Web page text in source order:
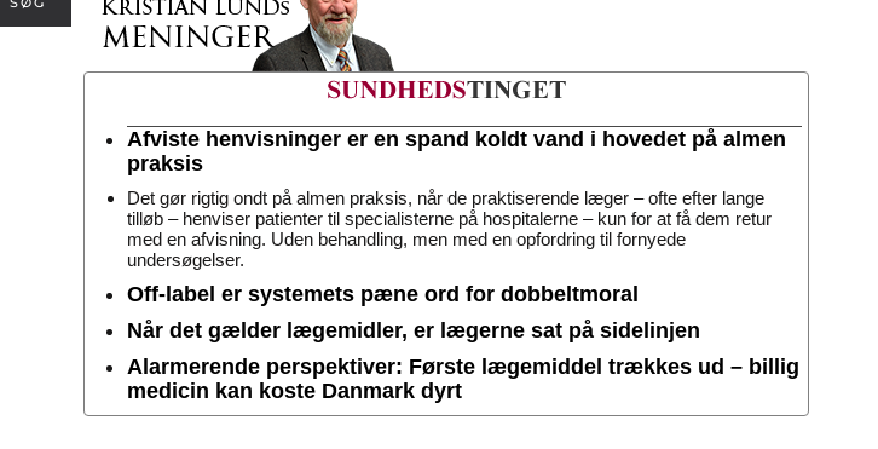
Afviste henvisninger er en spand koldt vand i hovedet på almen
praksis
Det gør rigtig ondt på almen praksis, når de praktiserende læger – ofte efter lange
tilløb – henviser patienter til specialisterne på hospitalerne – kun for at få dem retur
med en afvisning. Uden behandling, men med en opfordring til fornyede
undersøgelser.
Off-label er systemets pæne ord for dobbeltmoral
Når det gælder lægemidler, er lægerne sat på sidelinjen
Alarmerende perspektiver: Første lægemiddel trækkes ud – billig
medicin kan koste Danmark dyrt